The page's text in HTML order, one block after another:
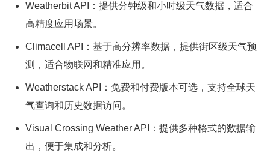
Weatherbit API：提供分钟级和小时级天气数据，适合
高精度应用场景。
Climacell API：基于高分辨率数据，提供街区级天气预
测，适合物联网和精准应用。
Weatherstack API：免费和付费版本可选，支持全球天
气查询和历史数据访问。
Visual Crossing Weather API：提供多种格式的数据输
出，便于集成和分析。